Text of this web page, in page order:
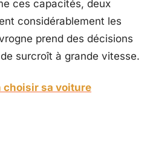
ces capacités, deux
considérablement les
prend des décisions
surcroît à grande vitesse.
choisir sa voiture